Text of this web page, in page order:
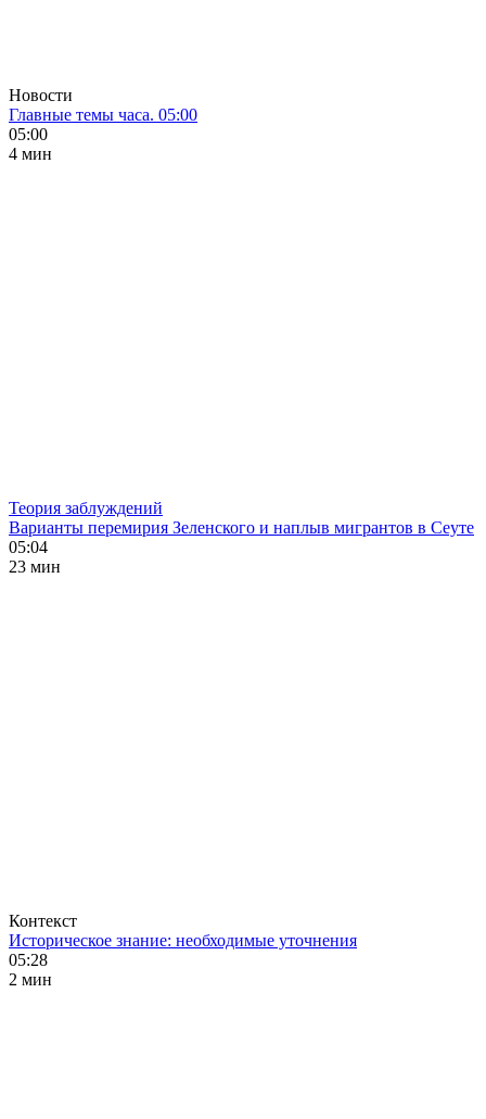
Новости
Главные темы часа. 05:00
05:00
4 мин
Теория заблуждений
Варианты перемирия Зеленского и наплыв мигрантов в Сеуте
05:04
23 мин
Контекст
Историческое знание: необходимые уточнения
05:28
2 мин